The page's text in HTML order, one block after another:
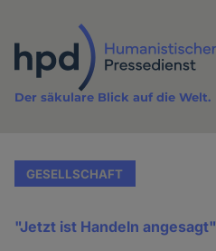
Inhalt
Der säkulare Blick auf die Welt.
GESELLSCHAFT
"Jetzt ist Handeln angesagt"